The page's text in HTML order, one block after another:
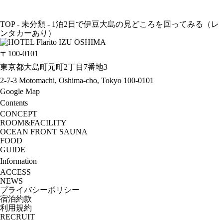
TOP - 未分類 - 1泊2日で伊豆大島の見どころを回ってみる（レ
ンタカーあり）
〒100-0101
東京都大島町元町2丁目7番地3
2-7-3 Motomachi, Oshima-cho, Tokyo 100-0101
Google Map
Contents
CONCEPT
ROOM&FACILITY
OCEAN FRONT SAUNA
FOOD
GUIDE
Information
ACCESS
NEWS
プライバシーポリシー
宿泊約款
利用規約
RECRUIT